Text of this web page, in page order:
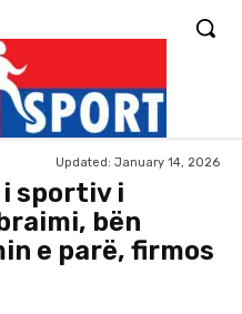
Updated: January 14, 2026
sportiv i
bën
e parë, firmos